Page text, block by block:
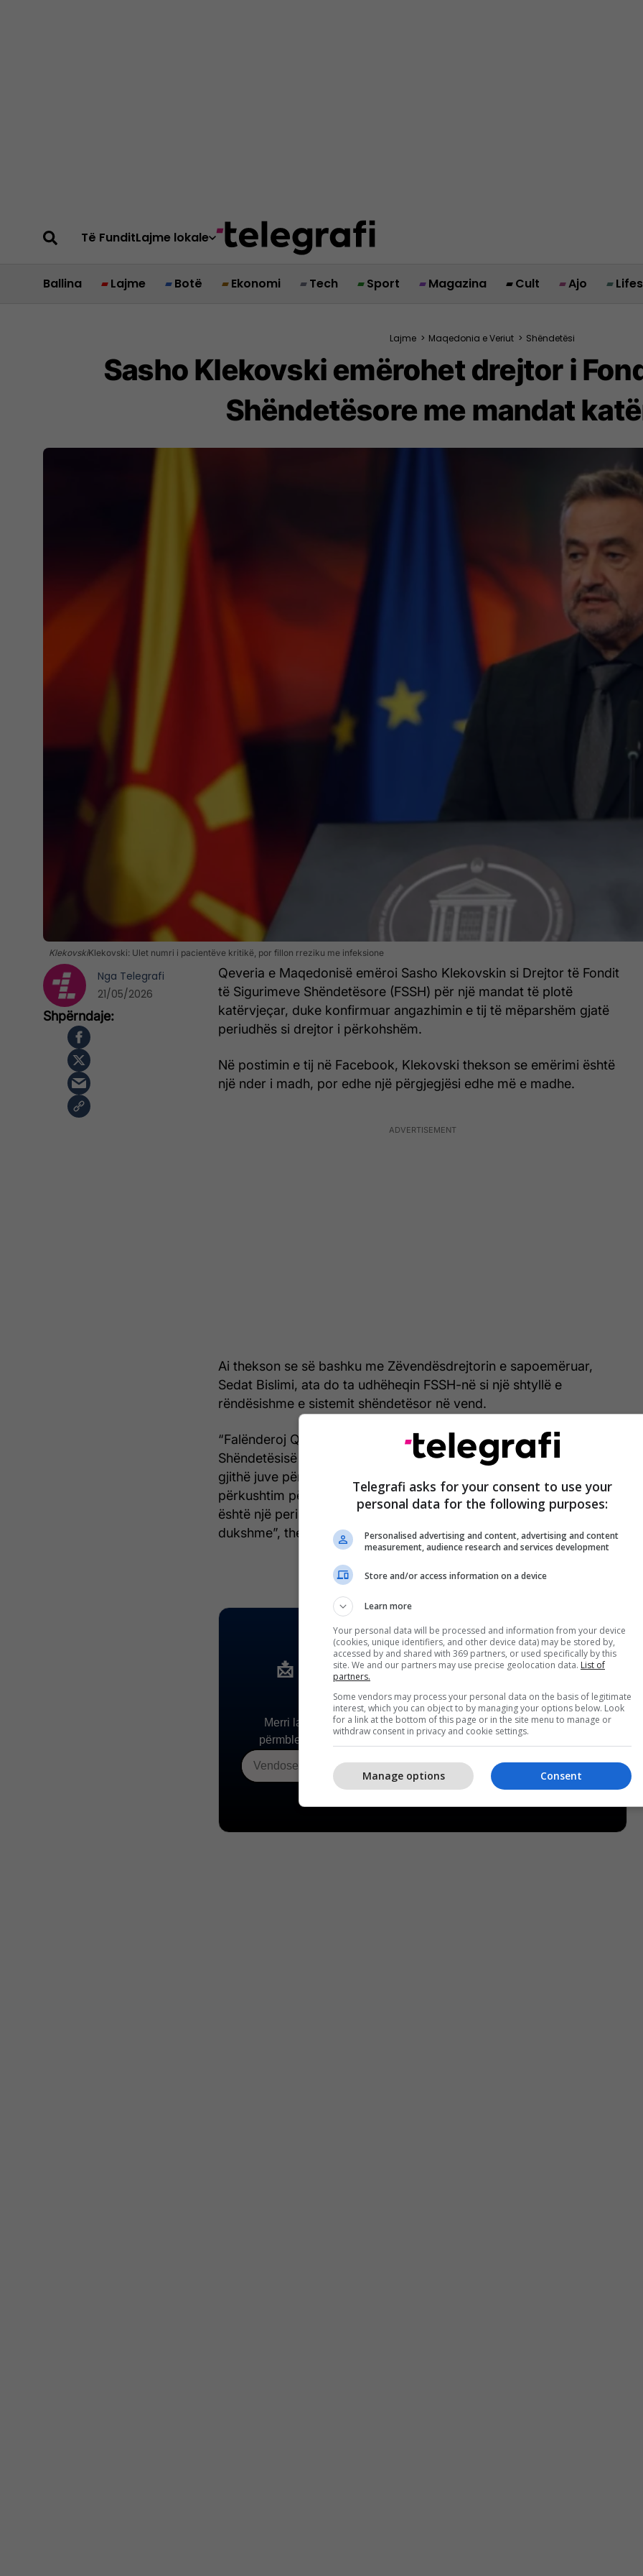
Të FunditLajme lokale
Ballina Lajme Botë Ekonomi Tech Sport Magazina Cult Ajo
Lajme > Maqedonia e Veriut > Shëndetësi
Sasho Klekovski emërohet drejtor i
Shëndetësore me mandat
KlekovskiKlekovski: Ulet numri i pacientëve kritikë, por fillon rreziku me infeksione
Qeveria e Maqedonisë emëroi Sasho Klekovskin si Drejtor të Fondit
të Sigurimeve Shëndetësore (FSSH) për një mandat të plotë
katërvjeçar, duke konfirmuar angazhimin e tij të mëparshëm gjatë
periudhës si drejtor i përkohshëm.
Në postimin e tij në Facebook, Klekovski thekson se emërimi është
një nder i madh, por edhe një përgjegjësi edhe më e madhe.
Ai thekson se së bashku me Zëvendësdrejtorin e sapoemëruar,
Sedat Bislimi, ata do ta udhëheqin FSSH-në si një shtyllë e
rëndësishme e sistemit shëndetësor në vend.
“Falënderoj Qeverinë, Kryeministrin Hristijan Mickoski, Ministrin e
Shëndetësisë dhe Bordin Drejtues të Fondit për besimin e tyre dhe të
gjithë juve për mbështetjen tuaj! Unë vazhdoj të punoj me
përkushtim për përmirësimin e sistemit shëndetësor. Përpara nesh
është një periudhë me shumë punë, ritëm të fortë dhe reforma të
dukshme”, thekson Klekovski./Telegrafi/
Nga Telegrafi
21/05/2026
Telegrafi asks for your consent to use your
personal data for the following purposes:
Personalised advertising and content, advertising and content
measurement, audience research and services development
Store and/or access information on a device
Learn more
Your personal data will be processed and information from your device
(cookies, unique identifiers, and other device data) may be stored by,
accessed by and shared with 369 partners, or used specifically by this
site. We and our partners may use precise geolocation data. List of
partners.
Some vendors may process your personal data on the basis of legitimate
interest, which you can object to by managing your options below. Look
for a link at the bottom of this page or in the site menu to manage or
withdraw consent in privacy and cookie settings.
Consent
Manage options